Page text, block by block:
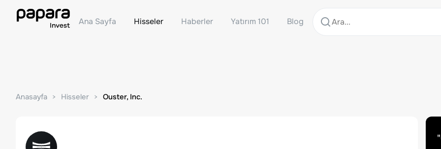
Ana Sayfa Hisseler Haberler Yatırım 101 Blog
Anasayfa Hisseler Ouster, Inc.
"